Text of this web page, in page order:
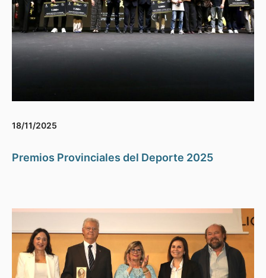
18/11/2025
Premios Provinciales del Deporte 2025